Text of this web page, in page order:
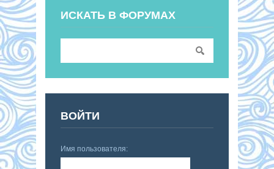
ИСКАТЬ В ФОРУМАХ
ВОЙТИ
Имя пользователя: